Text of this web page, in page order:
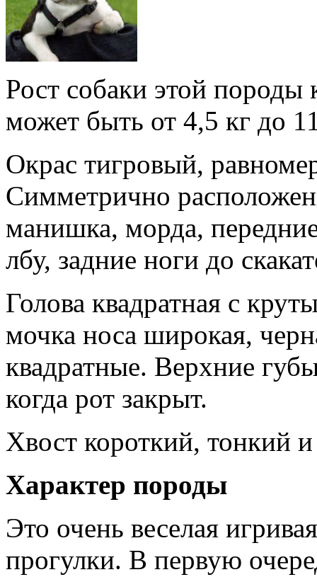
Рост собаки этой породы
может быть от 4,5 кг до
Окрас тигровый,
Симметрично
манишка, морда,
лбу, задние ноги до
Голова квадратная с
мочка носа широкая,
квадратные. Верхние
когда рот закрыт.
Хвост короткий, тонкий
Характер породы
Это очень веселая
прогулки. В первую